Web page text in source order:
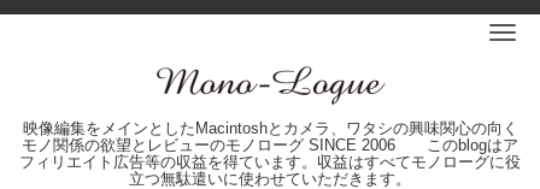
映像編集をメインとしたMacintoshとカメラ、ワタシの興味関心の向く
モノ関係の欲望とレビューのモノローグ SINCE 2006 このblogはア
フィリエイト広告等の収益を得ています。収益はすべてモノローグに役
立つ無駄遣いに使わせていただきます。